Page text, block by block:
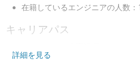
情報共有ツール
amazon-web-services
在籍しているエンジニアの人数
キャリアパス
いる
詳細を見る